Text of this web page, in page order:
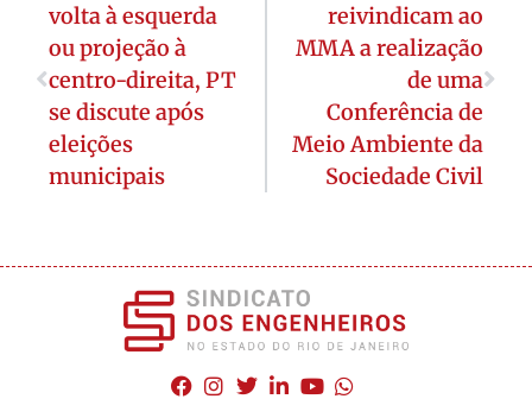
volta à esquerda
ou projeção à
centro-direita, PT
se discute após
eleições
municipais
reivindicam ao
MMA a realização
de uma
Conferência de
Meio Ambiente da
Sociedade Civil